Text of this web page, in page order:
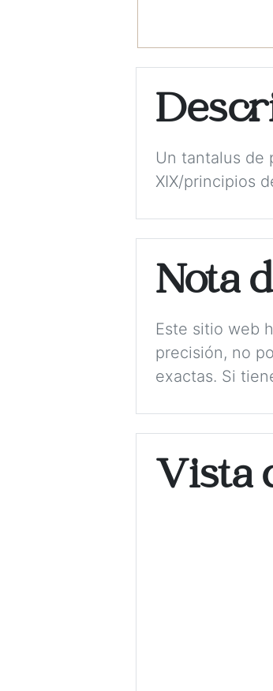
Un tantalus de
XIX/principios
Nota
Este sitio web
precisión, no
exactas. Si
Vista